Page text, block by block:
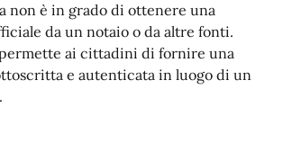
non è in grado di ottenere una
da un notaio o da altre fonti.
ai cittadini di fornire una
e autenticata in luogo di un